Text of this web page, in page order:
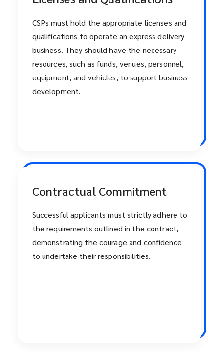
CSPs must hold the appropriate licenses and
qualifications to operate an express delivery
business. They should have the necessary
resources, such as funds, venues, personnel,
equipment, and vehicles, to support business
development.
Contractual Commitment
Successful applicants must strictly adhere to
the requirements outlined in the contract,
demonstrating the courage and confidence
to undertake their responsibilities.